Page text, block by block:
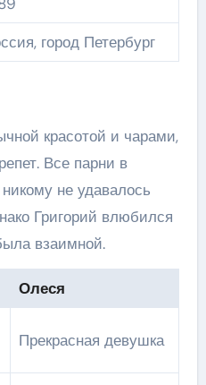
город Петербург
красотой и чарами,
Все парни в
не удавалось
Григорий влюбился
взаимной.
Олеся
Прекрасная девушка